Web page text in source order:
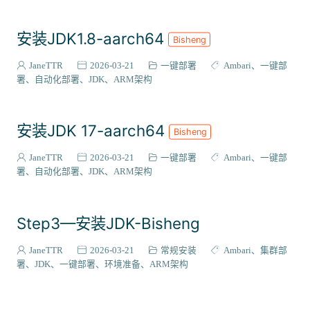
安装JDK1.8-aarch64 Bisheng
JaneTTR 2026-03-21 一键部署 Ambari
一键部
署
自动化部署 JDK ARM架构
安装JDK 17-aarch64 Bisheng
JaneTTR 2026-03-21 一键部署 Ambari
一键部
署
自动化部署 JDK ARM架构
Step3—安装JDK-Bisheng
JaneTTR 2026-03-21 常规安装 Ambari
集群部
署
JDK 一键部署 环境准备 ARM架构